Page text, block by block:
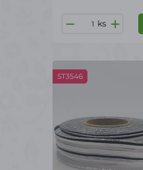
ks
ST3546